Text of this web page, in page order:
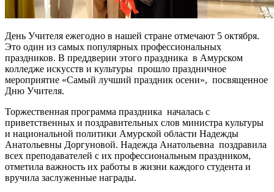
День Учителя ежегодно в нашей стране отмечают 5 октября.
Это один из самых популярных профессиональных
праздников. В преддверии этого праздника в Амурском
колледже искусств и культуры прошло праздничное
мероприятие «Самый лучший праздник осени», посвященное
Дню Учителя.
Торжественная программа праздника началась с
приветственных и поздравительных слов министра культуры
и национальной политики Амурской области Надежды
Анатольевны Доргуновой. Надежда Анатольевна поздравила
всех преподавателей с их профессиональным праздником,
отметила важность их работы в жизни каждого студента и
вручила заслуженные награды.